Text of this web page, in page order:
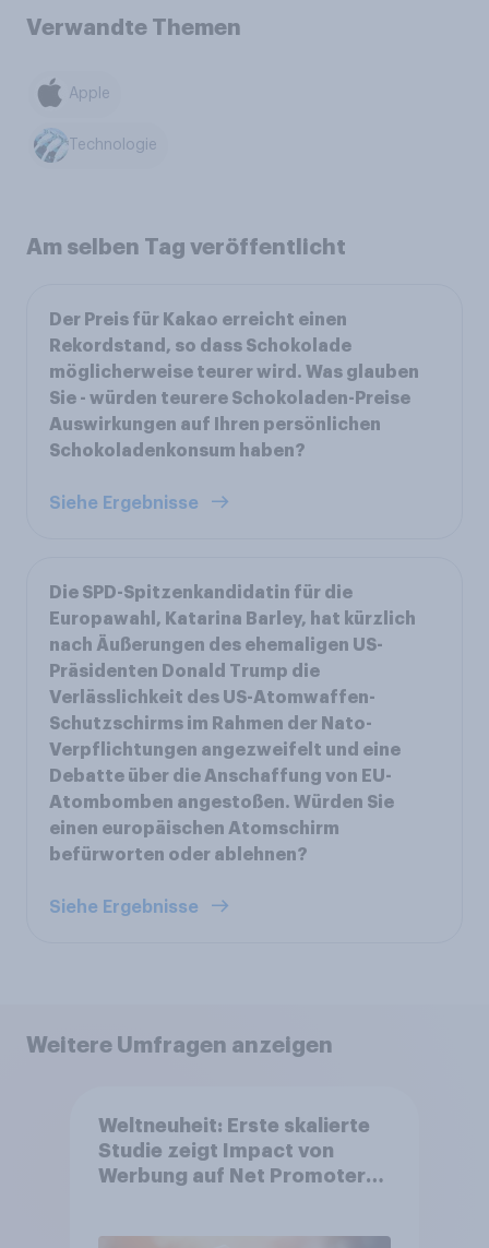
Verwandte Themen
Apple
Technologie
Am selben Tag veröffentlicht
Der Preis für Kakao erreicht einen
Rekordstand, so dass Schokolade
möglicherweise teurer wird. Was glauben
Sie - würden teurere Schokoladen-Preise
Auswirkungen auf Ihren persönlichen
Schokoladenkonsum haben?
Siehe Ergebnisse
Die SPD-Spitzenkandidatin für die
Europawahl, Katarina Barley, hat kürzlich
nach Äußerungen des ehemaligen US-
Präsidenten Donald Trump die
Verlässlichkeit des US-Atomwaffen-
Schutzschirms im Rahmen der Nato-
Verpflichtungen angezweifelt und eine
Debatte über die Anschaffung von EU-
Atombomben angestoßen. Würden Sie
einen europäischen Atomschirm
befürworten oder ablehnen?
Siehe Ergebnisse
Weitere Umfragen anzeigen
Weltneuheit: Erste skalierte
Studie zeigt Impact von
Werbung auf Net Promoter